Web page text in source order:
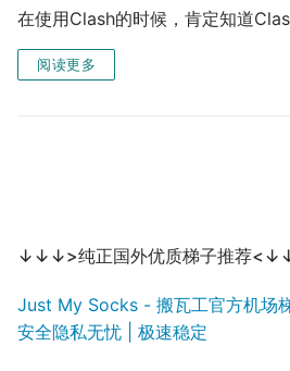
在使用Clash的时候，肯定知道
阅读更多
↓↓↓>纯正国外优质梯子推荐
Just My Socks - 搬瓦工官方机场
安全隐私无忧 | 极速稳定